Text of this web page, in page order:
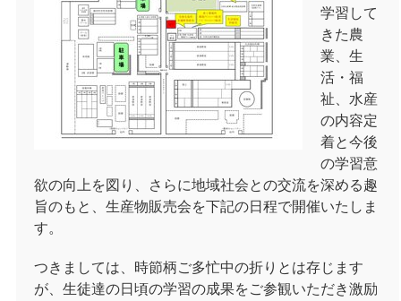
学習して
きた農
業、生
活・福
祉、水産
の内容定
着と今後
の学習意
欲の向上を図り、さらに地域社会との交流を深める趣
旨のもと、生産物販売会を下記の日程で開催いたしま
す。
つきましては、時節柄ご多忙中の折りとは存じます
が、生徒達の日頃の学習の成果をご参観いただき激励